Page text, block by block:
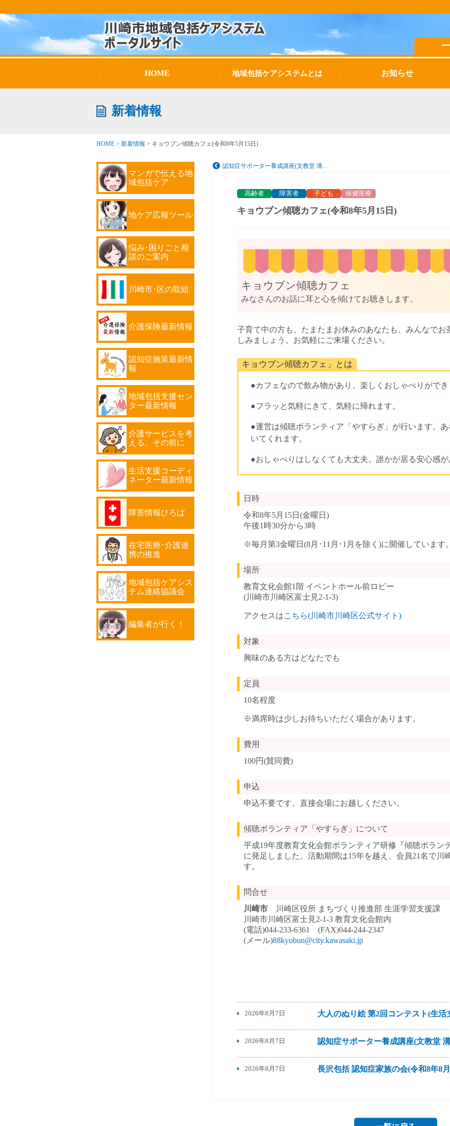
HOME 地域包括ケアシステムとは お知らせ
新着情報
HOME > 新着情報 > キョウブン傾聴カフェ(令和8年5月15日)
マンガで伝える地
域包括ケア
地ケア広報ツール
悩み･困りごと相
談のご案内
川崎市･区の取組
介護保険最新情報
認知症施策最新情
報
地域包括支援セン
ター最新情報
介護サービスを考
える、その前に
生活支援コーディ
ネーター最新情報
障害情報ひろば
在宅医療･介護連
携の推進
地域包括ケアシス
テム連絡協議会
編集者が行く！
認知症サポーター養成講座(文教堂 溝…
高齢者 障害者 子ども 保健医療
キョウブン傾聴カフェ(令和8年5月15日)
キョウブン傾聴カフェ
みなさんのお話に耳と心を傾けてお聴きします。
子育て中の方も、たまたまお休みのあなたも、みんなでお
しみましょう。お気軽にご来場ください。
キョウブン傾聴カフェ」とは
●カフェなので飲み物があり、楽しくおしゃべりができ
●フラッと気軽にきて、気軽に帰れます。
●運営は傾聴ボランティア「やすらぎ」が行います。
いてくれます。
●おしゃべりはしなくても大丈夫。誰かが居る安心感が
日時
令和8年5月15日(金曜日)
午後1時30分から3時
※毎月第3金曜日(8月･11月･1月を除く)に開催しています。
場所
教育文化会館1階 イベントホール前ロビー
(川崎市川崎区富士見2-1-3)
アクセスはこちら(川崎市川崎区公式サイト)
対象
興味のある方はどなたでも
定員
10名程度
※満席時は少しお待ちいただく場合があります。
費用
100円(賛同費)
申込
申込不要です。直接会場にお越しください。
傾聴ボランティア「やすらぎ」について
平成19年度教育文化会館ボランティア研修『傾聴ボラン
に発足しました。活動期間は15年を越え、会員21名で川
す。
問合せ
川崎市
川崎区役所 まちづくり推進部 生涯学習支援課
川崎市川崎区富士見2-1-3 教育文化会館内
(電話)044-233-6361 (FAX)044-244-2347
(メール)88kyobun@city.kawasaki.jp
2026年8月7日 大人のぬり絵 第2回コンテスト(生
2026年8月7日 認知症サポーター養成講座(文教堂
2026年8月7日 長沢包括 認知症家族の会(令和8年8
オンライン講演会「アトピー性皮膚